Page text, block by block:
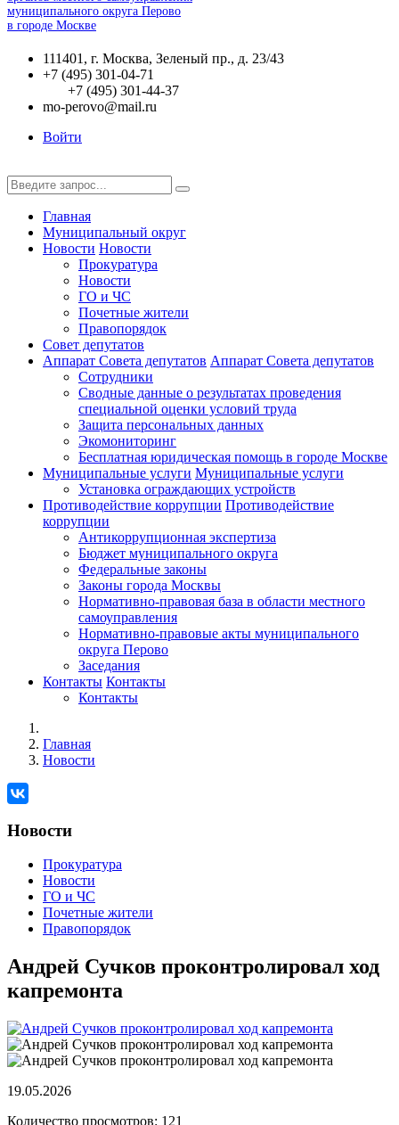
муниципального округа Перово
в городе Москве
111401, г. Москва, Зеленый пр., д. 23/43
+7 (495) 301-04-71
+7 (495) 301-44-37
mo-perovo@mail.ru
Войти
Главная
Муниципальный округ
Новости Новости
Прокуратура
Новости
ГО и ЧС
Почетные жители
Правопорядок
Совет депутатов
Аппарат Совета депутатов Аппарат Совета депутатов
Сотрудники
Сводные данные о результатах проведения
специальной оценки условий труда
Защита персональных данных
Экомониторинг
Бесплатная юридическая помощь в городе Москве
Муниципальные услуги Муниципальные услуги
Установка ограждающих устройств
Противодействие коррупции Противодействие
коррупции
Антикоррупционная экспертиза
Бюджет муниципального округа
Федеральные законы
Законы города Москвы
Нормативно-правовая база в области местного
самоуправления
Нормативно-правовые акты муниципального
округа Перово
Заседания
Контакты Контакты
Контакты
Главная
Новости
Новости
Прокуратура
Новости
ГО и ЧС
Почетные жители
Правопорядок
Андрей Сучков проконтролировал ход
капремонта
19.05.2026
Количество просмотров: 121